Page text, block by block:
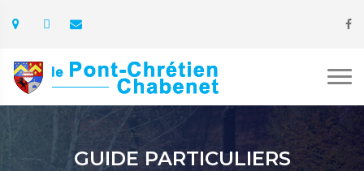
GUIDE PARTICULIERS